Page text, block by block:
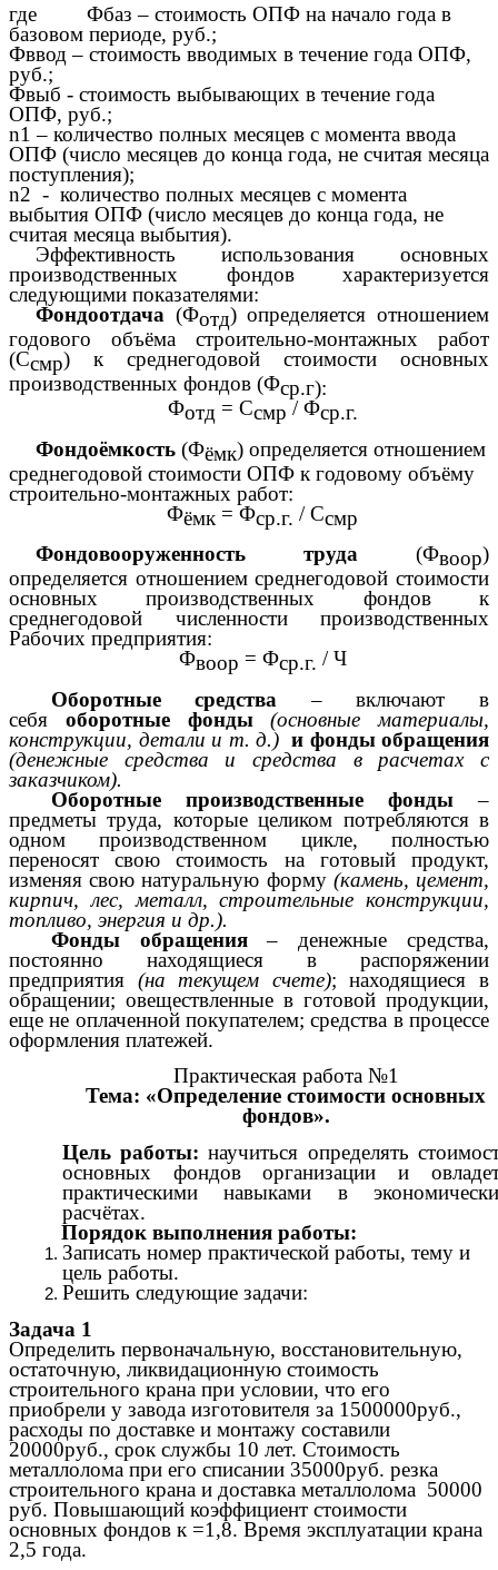
где Фбаз – стоимость ОПФ на начало года в
базовом периоде, руб.;
Фввод – стоимость вводимых в течение года ОПФ,
руб.;
Фвыб - стоимость выбывающих в течение года
ОПФ, руб.;
n1 – количество полных месяцев с момента ввода
ОПФ (число месяцев до конца года, не считая месяца
поступления);
n2 - количество полных месяцев с момента
выбытия ОПФ (число месяцев до конца года, не
считая месяца выбытия).
Эффективность использования основных
производственных фондов характеризуется
следующими показателями:
Фондоотдача (Фотд) определяется отношением
годового объёма строительно-монтажных работ
(Ссмр) к среднегодовой стоимости основных
производственных фондов (Фср.г):
Фотд = Ссмр / Фср.г.
Фондоёмкость (Фёмк) определяется отношением
среднегодовой стоимости ОПФ к годовому объёму
строительно-монтажных работ:
Фёмк = Фср.г. / Ссмр
Фондовооруженность труда (Фвоор)
определяется отношением среднегодовой стоимости
основных производственных фондов к
среднегодовой численности производственных
Рабочих предприятия:
Фвоор = Фср.г. / Ч
Оборотные средства–
включают в
себя оборотные фонды(основные материалы,
конструкции, детали и т. д.) и фонды обращения
(денежные средства и средства в расчетах с
заказчиком).
Оборотные производственные фонды–
предметы труда, которые целиком потребляются в
одном производственном цикле, полностью
переносят свою стоимость на готовый продукт,
изменяя свою натуральную форму (камень, цемент,
кирпич, лес, металл, строительные конструкции,
топливо, энергия и др.).
Фонды обращения–
денежные средства,
постоянно находящиеся в распоряжении
предприятия (на текущем счете); находящиеся в
обращении; овеществленные в готовой продукции,
еще не оплаченной покупателем; средства в процессе
оформления платежей.
Практическая работа №1
Тема: «Определение стоимости основных
фондов».
Цель работы: научиться определять
основных фондов организации и
практическими навыками в
расчётах.
Порядок выполнения работы:
Записать номер практической работы, тему и
цель работы.
Решить следующие задачи:
Задача 1
Определить первоначальную, восстановительную,
остаточную, ликвидационную стоимость
строительного крана при условии, что его
приобрели у завода изготовителя за 1500000руб.,
расходы по доставке и монтажу составили
20000руб., срок службы 10 лет. Стоимость
металлолома при его списании 35000руб. резка
строительного крана и доставка металлолома 50000
руб. Повышающий коэффициент стоимости
основных фондов к =1,8. Время эксплуатации крана
2,5 года.